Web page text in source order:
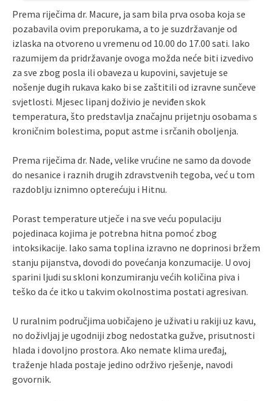
Prema riječima dr. Macure, ja sam bila prva osoba koja se
pozabavila ovim preporukama, a to je suzdržavanje od
izlaska na otvoreno u vremenu od 10.00 do 17.00 sati. Iako
razumijem da pridržavanje ovoga možda neće biti izvedivo
za sve zbog posla ili obaveza u kupovini, savjetuje se
nošenje dugih rukava kako bi se zaštitili od izravne sunčeve
svjetlosti. Mjesec lipanj doživio je neviđen skok
temperatura, što predstavlja značajnu prijetnju osobama s
kroničnim bolestima, poput astme i srčanih oboljenja.
Prema riječima dr. Nade, velike vrućine ne samo da dovode
do nesanice i raznih drugih zdravstvenih tegoba, već u tom
razdoblju iznimno opterećuju i Hitnu.
Porast temperature utječe i na sve veću populaciju
pojedinaca kojima je potrebna hitna pomoć zbog
intoksikacije. Iako sama toplina izravno ne doprinosi bržem
stanju pijanstva, dovodi do povećanja konzumacije. U ovoj
sparini ljudi su skloni konzumiranju većih količina piva i
teško da će itko u takvim okolnostima postati agresivan.
U ruralnim područjima uobičajeno je uživati ​​u rakiji uz kavu,
no doživljaj je ugodniji zbog nedostatka gužve, prisutnosti
hlada i dovoljno prostora. Ako nemate klima uređaj,
traženje hlada postaje jedino održivo rješenje, navodi
govornik.